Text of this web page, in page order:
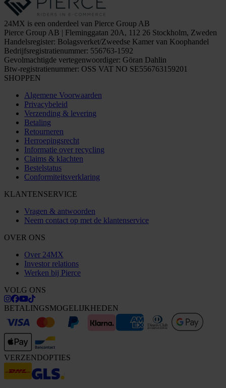
24MX is een onderdeel van Pierce Group AB
Pierce Group AB | Fleminggatan 20A, 112 26 Stockholm, Zweden
Handelsregister: Bolagsverket/Zweedse Kamer van Koophandel
Bedrijfsregistratienummer: 556763-1592
Gevolmachtigde vertegenwoordiger: Göran Dahlin
Btw-registratienummer: OSS VAT NO SE556763159201
SHOPPEN
Algemene Voorwaarden
Privacybeleid
Verzending & levering
Betaling
Retourneren
Herroepingsrecht
Informatie over recycling
Claims & klachten
Bestelstatus
Conformiteitsverklaring
KLANTENSERVICE
Vragen & antwoorden
Neem contact op met de klantenservice
OVER ONS
Over 24MX
Investor relations
Werken bij Pierce
VOLG ONS
BETALINGSMOGELIJKHEDEN
VERZENDOPTIES